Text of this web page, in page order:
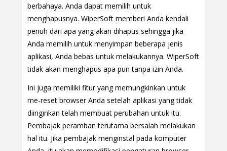
berbahaya. Anda dapat memilih untuk
menghapusnya. WiperSoft memberi Anda kendali
penuh dari apa yang akan dihapus sehingga jika
Anda memilih untuk menyimpan beberapa jenis
aplikasi, Anda bebas untuk melakukannya. WiperSoft
tidak akan menghapus apa pun tanpa izin Anda.
Ini juga memiliki fitur yang memungkinkan untuk
me-reset browser Anda setelah aplikasi yang tidak
diinginkan telah membuat perubahan untuk itu.
Pembajak peramban terutama bersalah melakukan
hal itu. Jika pembajak menginstal pada komputer